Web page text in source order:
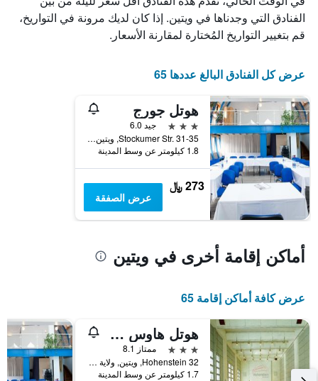
الذي
يعرض
أيام
يتضمن
المخطط
التالي
1
محور
Y
الذي
يعرض
متوسط
سعر
غرفة
الفنادق التي وجدناها في ويتين. إذا كان لديك مرونة في التواريخ،
قم بتغيير التواريخ المُختارة لمقارنة الأسعار.
عرض كل الفنادق البالغ عددها 65
هوتل جورج
3 نجوم
جيد 6.0
Stockumer Str. 31-35, ويتين, ولاية شمال الراين وستفاليا, ألمانيا
1.8 كيلومتر عن وسط المدينة
273 ﷼
عرض الصفقة
أماكن إقامة أخرى في ويتين
عرض كافة أماكن إقامة 65
هوتل هاوس هونستين
3 نجوم
ممتاز 8.1
Hohenstein 32, ويتين, ولاية شمال الراين وستفاليا, ألمانيا
1.7 كيلومتر عن وسط المدينة